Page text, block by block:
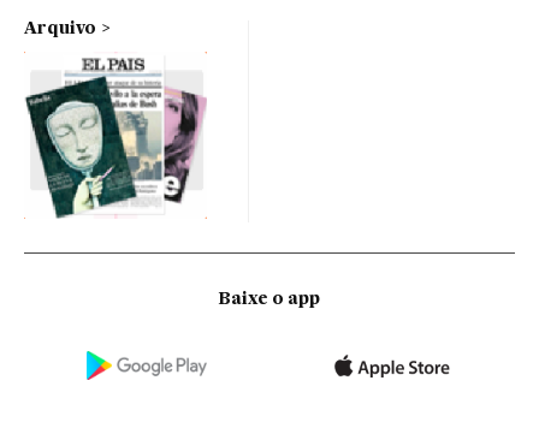
Arquivo
Baixe o app